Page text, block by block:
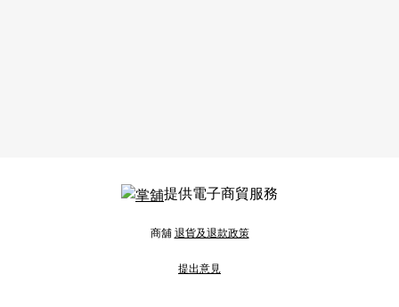
提供電子商貿服務
商舖退貨及退款政策
提出意見